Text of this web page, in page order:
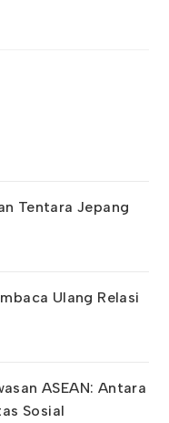
Tentara Jepang
Ulang Relasi
ASEAN: Antara
Sosial